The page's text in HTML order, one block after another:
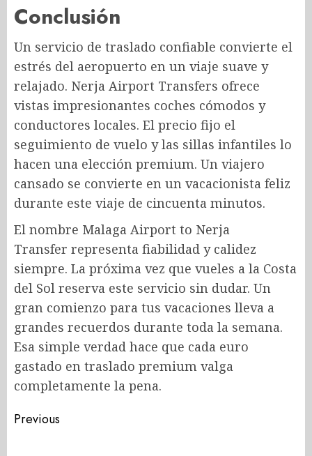
Conclusión
Un servicio de traslado confiable convierte el
estrés del aeropuerto en un viaje suave y
relajado. Nerja Airport Transfers ofrece
vistas impresionantes coches cómodos y
conductores locales. El precio fijo el
seguimiento de vuelo y las sillas infantiles lo
hacen una elección premium. Un viajero
cansado se convierte en un vacacionista feliz
durante este viaje de cincuenta minutos.
El nombre Malaga Airport to Nerja
Transfer representa fiabilidad y calidez
siempre. La próxima vez que vueles a la Costa
del Sol reserva este servicio sin dudar. Un
gran comienzo para tus vacaciones lleva a
grandes recuerdos durante toda la semana.
Esa simple verdad hace que cada euro
gastado en traslado premium valga
completamente la pena.
Post
Previous